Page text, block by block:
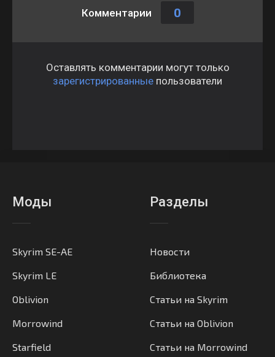
Комментарии 0
Оставлять комментарии могут только
зарегистрированные пользователи
Моды
Skyrim SE-AE
Skyrim LE
Oblivion
Morrowind
Starfield
Разделы
Новости
Библиотека
Статьи на Skyrim
Статьи на Oblivion
Статьи на Morrowind